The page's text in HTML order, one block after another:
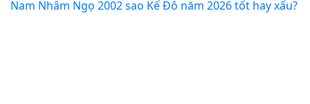
Nam Nhâm Ngọ 2002 sao Kế Đô năm 2026 tốt hay xấu?